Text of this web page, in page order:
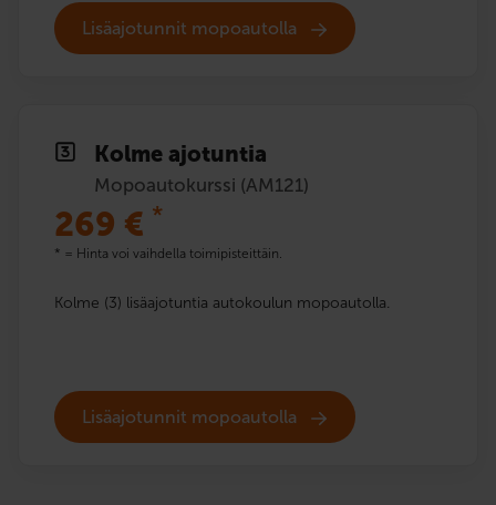
Lisäajotunnit mopoautolla
Kolme ajotuntia
Mopoautokurssi (AM121)
269 € *
* = Hinta voi vaihdella toimipisteittäin.
Kolme (3) lisäajotuntia autokoulun mopoautolla.
Lisäajotunnit mopoautolla